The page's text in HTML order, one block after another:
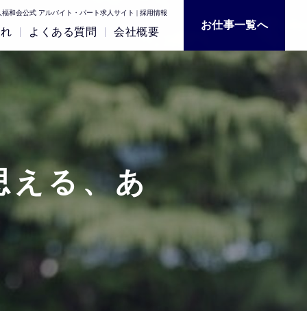
福和会公式 アルバイト・パート求人サイト | 採用情報
よくある質問 会社概要
お仕事一覧へ
える、あ